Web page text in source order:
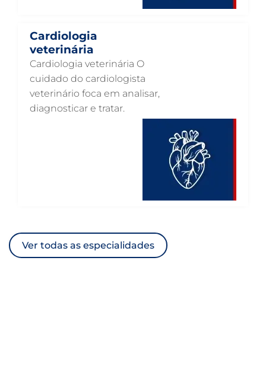
ACUPUNTURA VETERINÁRIA EM GUARULHOS
VETERINÁRIO PARA GATOS
VETERINÁRIO PARA CACHORROS
VETERINÁRIO DE ANIMAIS SILVESTRES
VETERINÁRIO URGENTE
TRATAMENTO DE ANIMAIS
Cardiologia
veterinária
Cardiologia veterinária O
cuidado do cardiologista
veterinário foca em analisar,
diagnosticar e tratar.
Ver todas as especialidades